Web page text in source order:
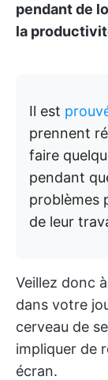
pendant de
la
Il est
prennent
faire
pendant
problèmes
de leur
Veillez donc
dans votre
cerveau de
impliquer de
écran.